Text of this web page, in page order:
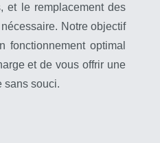
et le remplacement des
Notre objectif
fonctionnement optimal
et de vous offrir une
sans souci.